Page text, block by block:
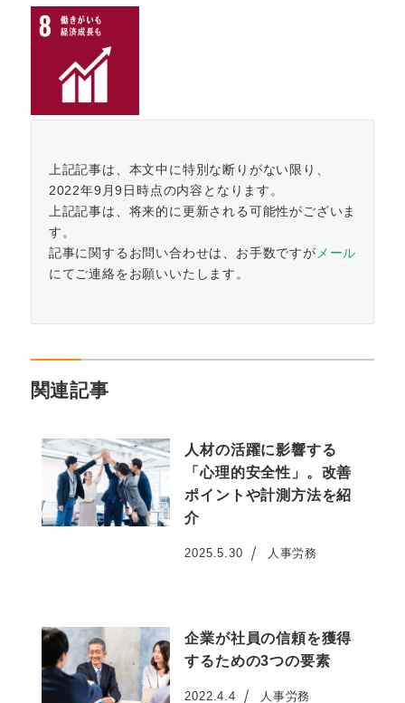
上記記事は、本文中に特別な断りがない限り、
2022年9月9日時点の内容となります。
上記記事は、将来的に更新される可能性がございま
す。
記事に関するお問い合わせは、お手数ですが メール
にてご連絡をお願いいたします。
関連記事
人材の活躍に影響する
「心理的安全性」。改善
ポイントや計測方法を紹
介
投稿日
2025.5.30 人事労務
企業が社員の信頼を獲得
するための3つの要素
2022.4.4 人事労務